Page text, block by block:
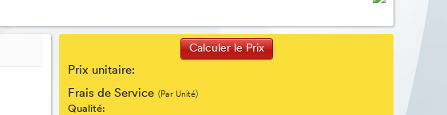
Prix unitaire:
Frais de Service (Par Unité)
Qualité: